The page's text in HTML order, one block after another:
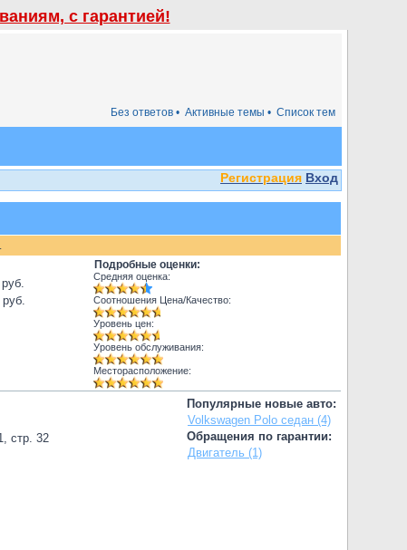
с гарантией!
Список тем
Активные темы •
Без ответов •
Регистрация Вход
Подробные оценки:
Средняя оценка:
Соотношения Цена/Качество:
Уровень цен:
Уровень обслуживания:
Месторасположение:
Популярные новые авто:
Volkswagen Polo седан (4)
Обращения по гарантии:
Двигатель (1)
стр. 32